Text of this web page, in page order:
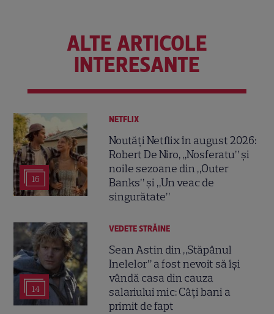
ALTE ARTICOLE
INTERESANTE
16
NETFLIX
Noutăți Netflix în august 2026:
Robert De Niro, „Nosferatu” și
noile sezoane din „Outer
Banks” și „Un veac de
singurătate”
14
VEDETE STRĂINE
Sean Astin din „Stăpânul
Inelelor” a fost nevoit să își
vândă casa din cauza
salariului mic: Câți bani a
primit de fapt